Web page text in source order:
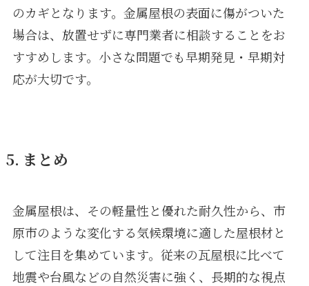
のカギとなります。金属屋根の表面に傷がついた
場合は、放置せずに専門業者に相談することをお
すすめします。小さな問題でも早期発見・早期対
応が大切です。
5. まとめ
金属屋根は、その軽量性と優れた耐久性から、市
原市のような変化する気候環境に適した屋根材と
して注目を集めています。従来の瓦屋根に比べて
地震や台風などの自然災害に強く、長期的な視点